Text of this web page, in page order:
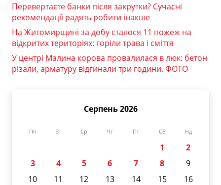
Перевертаєте банки після закрутки? Сучасні
рекомендації радять робити інакше
На Житомирщині за добу сталося 11 пожеж на
відкритих територіях: горіли трава і сміття
У центрі Малина корова провалилася в люк: бетон
різали, арматуру відгинали три години. ФОТО
Серпень 2026
Пн Вт Ср Чт Пт Сб Нд
1
2
3
4 5 6 7 8
9
10
11 12 13 14 15
16